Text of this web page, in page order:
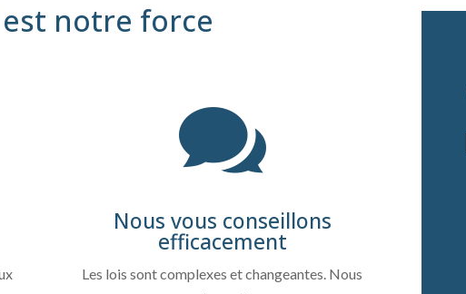
est notre force

Nous vous conseillons
efficacement
Les lois sont complexes et changeantes. Nous